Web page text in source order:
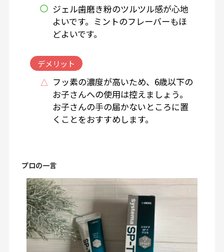
ジェル歯磨き粉のツルツル感が心地
よいです。ミントのフレーバーもほ
どよいです。
デメリット
フッ素の濃度が高いため、6歳以下の
お子さんへの使用は控えましょう。
お子さんの手の届かないところに置
くことをおすすめします。
プロの一言